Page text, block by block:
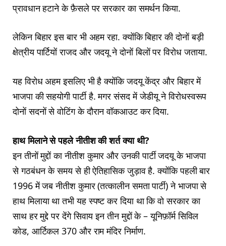
प्रावधान हटाने के फ़ैसले पर सरकार का समर्थन किया.
लेकिन बिहार इस बार भी अहम रहा. क्योंकि बिहार की दोनों बड़ी
क्षेत्रीय पार्टियों राजद और जदयू ने दोनों बिलों पर विरोध जताया.
यह विरोध अहम इसलिए भी है क्योंकि जदयू केंद्र और बिहार में
भाजपा की सहयोगी पार्टी है. मगर संसद में जेडीयू ने विरोधस्वरूप
दोनों सदनों से वोटिंग के दौरान वॉकआउट कर दिया.
हाथ मिलाने से पहले नीतीश की शर्त क्या थी?
इन तीनों मुद्दों का नीतीश कुमार और उनकी पार्टी जदयू के भाजपा
से गठबंधन के समय से ही ऐतिहासिक जुड़ाव है. क्योंकि पहली बार
1996 में जब नीतीश कुमार (तत्कालीन समता पार्टी) ने भाजपा से
हाथ मिलाया था तभी यह स्पष्ट कर दिया था कि वो सरकार का
साथ हर मुद्दे पर देंगे सिवाय इन तीन मुद्दों के – यूनिफ़ॉर्म सिविल
कोड, आर्टिकल 370 और राम मंदिर निर्माण.